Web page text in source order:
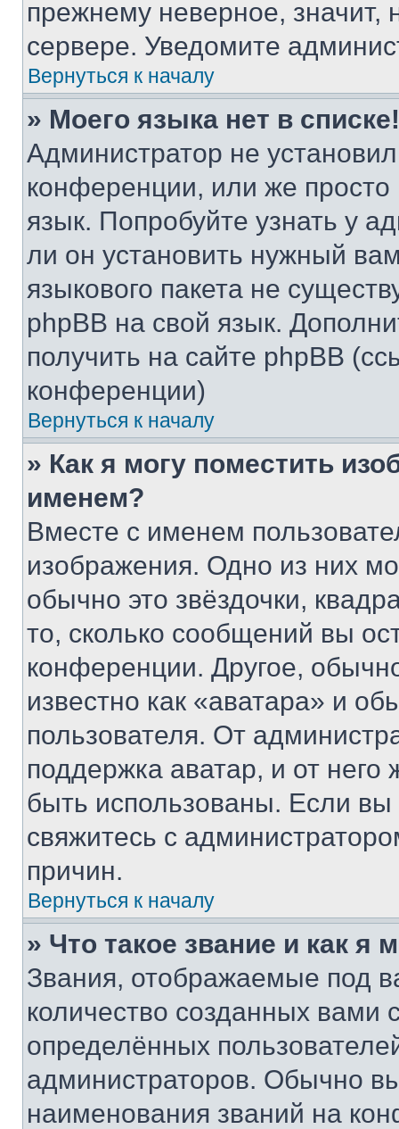
прежнему неверное, значит,
сервере. Уведомите
Вернуться к началу
» Моего языка нет в списке!
Администратор не
конференции, или же
язык. Попробуйте узнать у
ли он установить нужный
языкового пакета не
phpBB на свой язык.
получить на сайте phpBB
конференции)
Вернуться к началу
» Как я могу поместить
именем?
Вместе с именем
изображения. Одно из них
обычно это звёздочки,
то, сколько сообщений вы
конференции. Другое,
известно как «аватара» и
пользователя. От
поддержка аватар, и от него
быть использованы. Если
свяжитесь с
причин.
Вернуться к началу
» Что такое звание и как я
Звания, отображаемые под
количество созданных
определённых
администраторов. Обычно
наименования званий на